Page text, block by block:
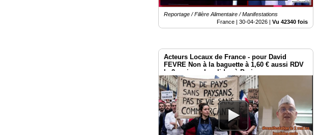
Reportage / Filière Alimentaire / Manifestations
France |30-04-2026 |Vu 42340 fois
Acteurs Locaux de France - pour David
FEVRE Non à la baguette à 1,60 € aussi RDV
le 2 mai aux Invalides à Paris